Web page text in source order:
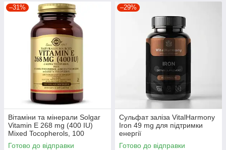
–31%
Вітаміни та мінерали Solgar
Vitamin E 268 mg (400 IU)
Mixed Tocopherols, 100
вегакапсул
Готово до відправки
–29%
Сульфат заліза VitalHarmony
Iron 49 mg для підтримки
енергії
Готово до відправки